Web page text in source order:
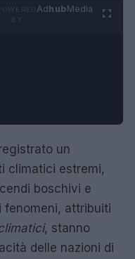
AdhubMedia
un
climatici estremi,
boschivi e
fenomeni, attribuiti
, stanno
delle nazioni di